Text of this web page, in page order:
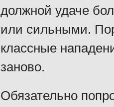
должной удаче
или сильными.
классные
заново.
Обязательно